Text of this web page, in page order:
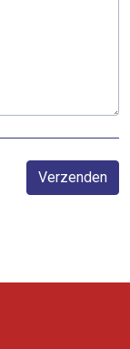
Verzenden